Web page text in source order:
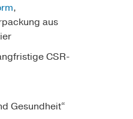
,
aus
CSR-
Gesundheit“